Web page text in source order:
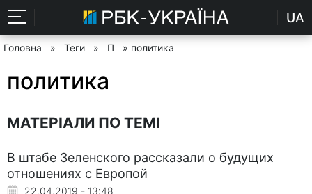
UA
Головна » Теги » П » политика
политика
МАТЕРІАЛИ ПО ТЕМІ
В штабе Зеленского рассказали о будущих
отношениях с Европой
22.04.2019 - 13:48